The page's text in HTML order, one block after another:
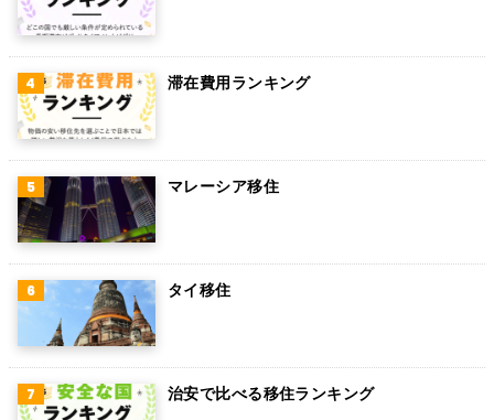
スウェーデン
ペルー
ボリビア
カンボジア
オーストリア
ロシア
ミャンマー
アイルランド
トルコ
フィンランド
滞在費用ランキング
マレーシア移住
タイ移住
治安で比べる移住ランキング